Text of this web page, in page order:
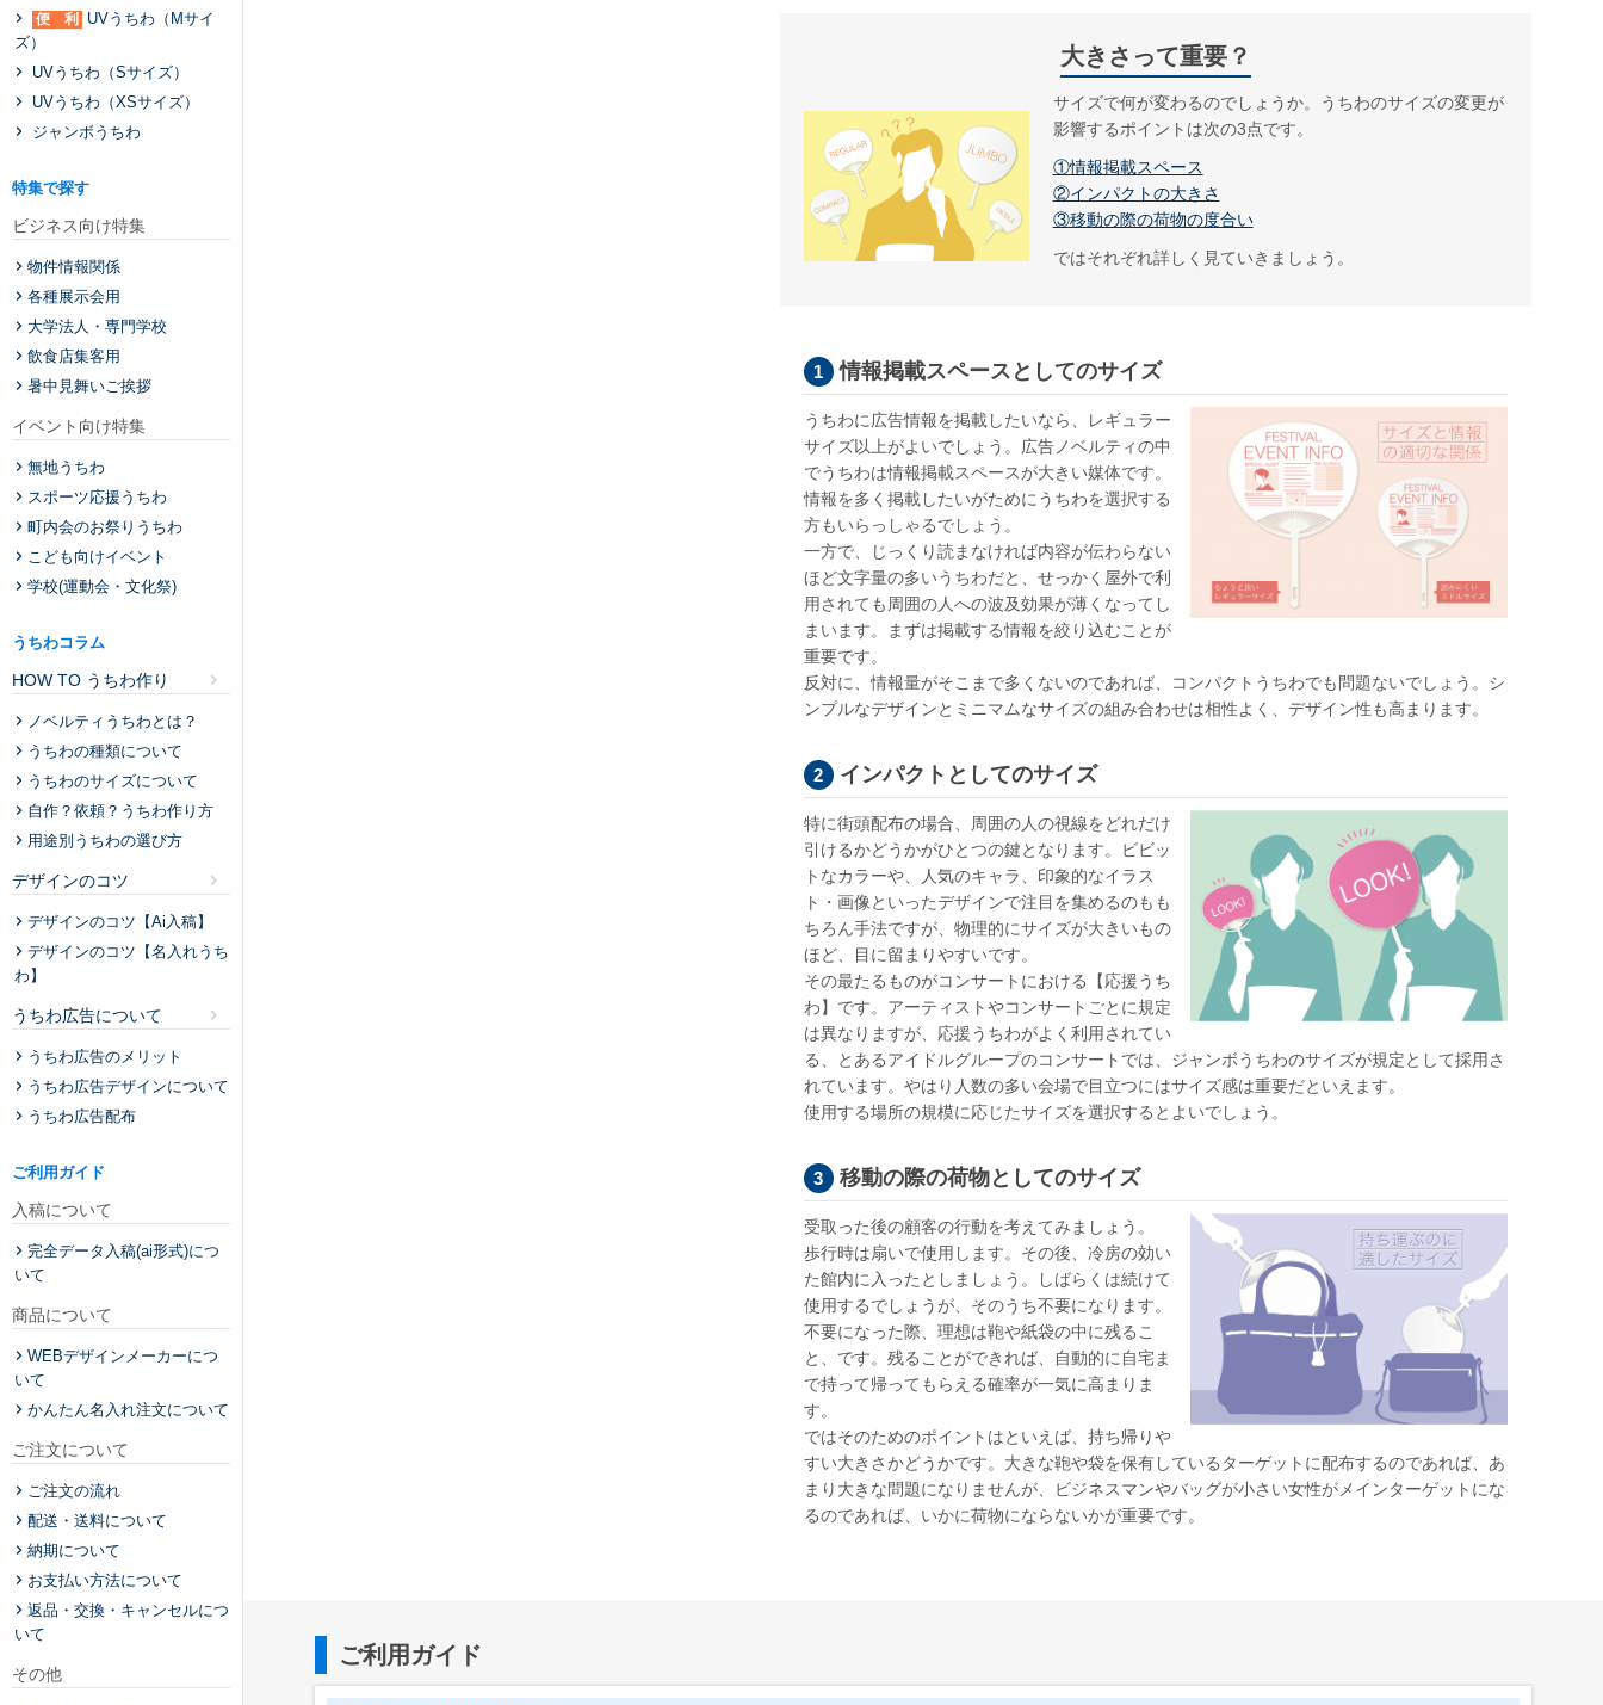
大きさって重要？
サイズで何が変わるのでしょうか。うちわのサイズの変更が
影響するポイントは次の3点です。
①情報掲載スペース
②インパクトの大きさ
③移動の際の荷物の度合い
ではそれぞれ詳しく見ていきましょう。
情報掲載スペースとしてのサイズ
うちわに広告情報を掲載したいなら、レギュラー
サイズ以上がよいでしょう。広告ノベルティの中
でうちわは情報掲載スペースが大きい媒体です。
情報を多く掲載したいがためにうちわを選択する
方もいらっしゃるでしょう。
一方で、じっくり読まなければ内容が伝わらない
ほど文字量の多いうちわだと、せっかく屋外で利
用されても周囲の人への波及効果が薄くなってし
まいます。まずは掲載する情報を絞り込むことが
重要です。
反対に、情報量がそこまで多くないのであれば、コンパクトうちわでも問題ないでしょう。シ
ンプルなデザインとミニマムなサイズの組み合わせは相性よく、デザイン性も高まります。
インパクトとしてのサイズ
特に街頭配布の場合、周囲の人の視線をどれだけ
引けるかどうかがひとつの鍵となります。ビビッ
トなカラーや、人気のキャラ、印象的なイラス
ト・画像といったデザインで注目を集めるのもも
ちろん手法ですが、物理的にサイズが大きいもの
ほど、目に留まりやすいです。
その最たるものがコンサートにおける【応援うち
わ】です。アーティストやコンサートごとに規定
は異なりますが、応援うちわがよく利用されてい
る、とあるアイドルグループのコンサートでは、ジャンボうちわのサイズが規定として採用さ
れています。やはり人数の多い会場で目立つにはサイズ感は重要だといえます。
使用する場所の規模に応じたサイズを選択するとよいでしょう。
移動の際の荷物としてのサイズ
受取った後の顧客の行動を考えてみましょう。
歩行時は扇いで使用します。その後、冷房の効い
た館内に入ったとしましょう。しばらくは続けて
使用するでしょうが、そのうち不要になります。
不要になった際、理想は鞄や紙袋の中に残るこ
と、です。残ることができれば、自動的に自宅ま
で持って帰ってもらえる確率が一気に高まりま
す。
ではそのためのポイントはといえば、持ち帰りや
すい大きさかどうかです。大きな鞄や袋を保有しているターゲットに配布するのであれば、あ
まり大きな問題になりませんが、ビジネスマンやバッグが小さい女性がメインターゲットにな
るのであれば、いかに荷物にならないかが重要です。
ご利用ガイド
便 利
UVうちわ（Mサイ
ズ）
UVうちわ（Sサイズ）
UVうちわ（XSサイズ）
ジャンボうちわ
特集で探す
ビジネス向け特集
物件情報関係
各種展示会用
大学法人・専門学校
飲食店集客用
暑中見舞いご挨拶
イベント向け特集
無地うちわ
スポーツ応援うちわ
町内会のお祭りうちわ
こども向けイベント
学校(運動会・文化祭)
うちわコラム
HOW TO うちわ作り
ノベルティうちわとは？
うちわの種類について
うちわのサイズについて
自作？依頼？うちわ作り方
用途別うちわの選び方
デザインのコツ
デザインのコツ【Ai入稿】
デザインのコツ【名入れうち
わ】
うちわ広告について
うちわ広告のメリット
うちわ広告デザインについて
うちわ広告配布
ご利用ガイド
入稿について
完全データ入稿(ai形式)につ
いて
商品について
WEBデザインメーカーにつ
いて
かんたん名入れ注文について
ご注文について
ご注文の流れ
配送・送料について
納期について
お支払い方法について
返品・交換・キャンセルにつ
いて
その他